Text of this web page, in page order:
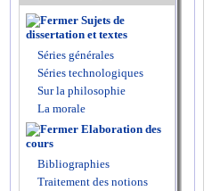
Sujets de
dissertation et textes
Séries générales
Séries technologiques
Sur la philosophie
La morale
Elaboration des
cours
Bibliographies
Traitement des notions